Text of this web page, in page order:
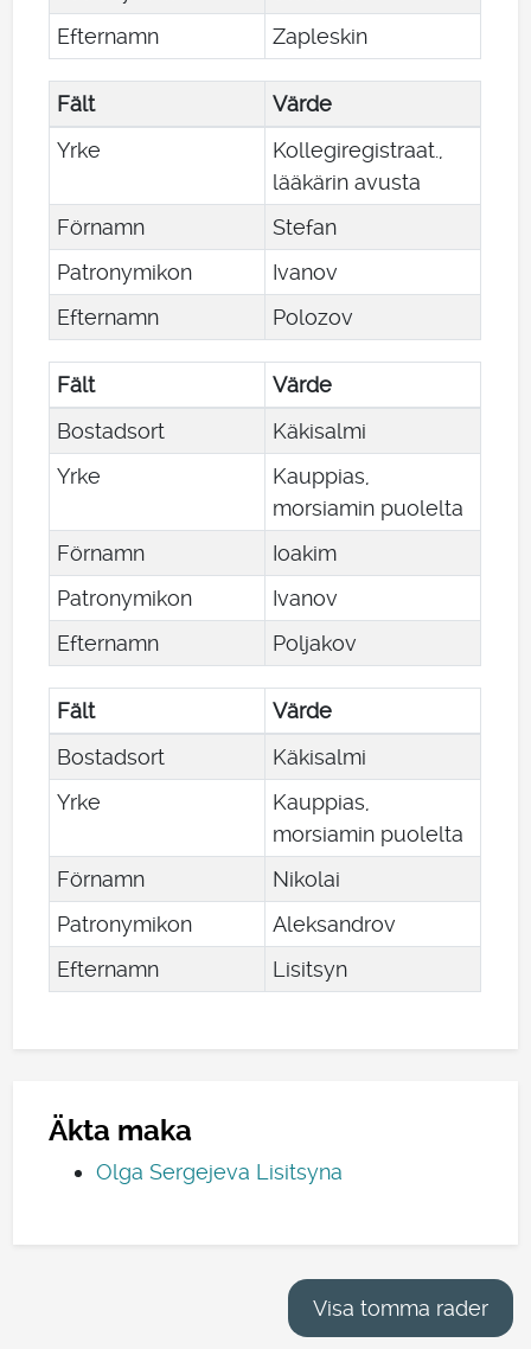
Efternamn
Zapleskin
Fält
Värde
Yrke
Kollegiregistraat.,
lääkärin avusta
Förnamn
Stefan
Patronymikon
Ivanov
Efternamn
Polozov
Fält
Värde
Bostadsort
Käkisalmi
Yrke
Kauppias,
morsiamin puolelta
Förnamn
Ioakim
Patronymikon
Ivanov
Efternamn
Poljakov
Fält
Värde
Bostadsort
Käkisalmi
Yrke
Kauppias,
morsiamin puolelta
Förnamn
Nikolai
Patronymikon
Aleksandrov
Efternamn
Lisitsyn
Äkta maka
Olga Sergejeva Lisitsyna
Visa tomma rader